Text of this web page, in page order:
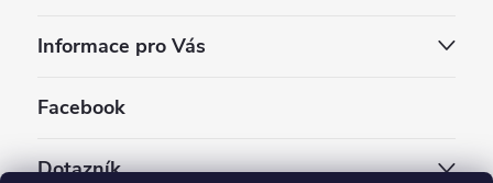
Informace pro Vás
Facebook
Dotazník